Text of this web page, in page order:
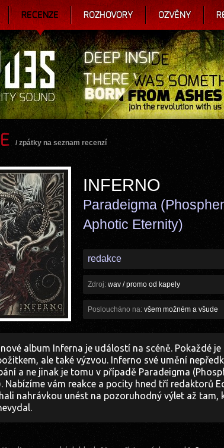
RECENZE ROZHOVORY OZVĚNY
/ zpátky na seznam recenzí
INFERNO
Paradeigma
Aphotic Eternity)
redakce
Zdroj: wav / promo od kapely
Posloucháno na: všem možném a všude
album Inferna je událostí na scéně. Pokaždé je
ale také výzvou. Inferno své umění
a ne jinak je tomu v případě Paradeigma
Nabízíme vám reakce a pocity hned tří redaktorů
nahrávkou unést na pozoruhodný výlet až tam,